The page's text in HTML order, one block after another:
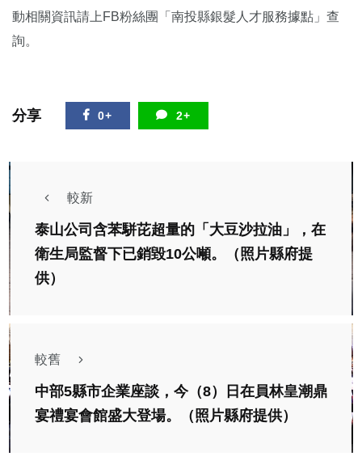
動相關資訊請上FB粉絲團「南投縣銀髮人才服務據點」查
詢。
分享 0+ 2+
較新
泰山公司含苯駢芘超量的「大豆沙拉油」，在
衛生局監督下已銷毀10公噸。（照片縣府提
供）
較舊
中部5縣市企業座談，今（8）日在員林皇潮鼎
宴禮宴會館盛大登場。（照片縣府提供）